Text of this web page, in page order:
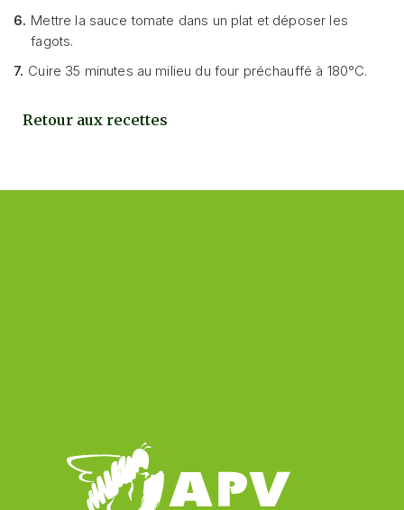
6. Mettre la sauce tomate dans un plat et déposer les
fagots.
7. Cuire 35 minutes au milieu du four préchauffé à 180°C.
Retour aux recettes